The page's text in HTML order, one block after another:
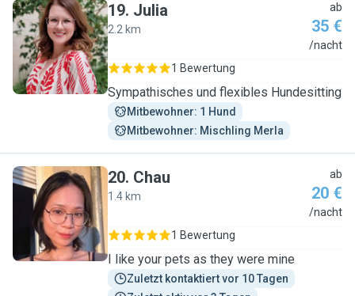
J
19. Julia
2.2 km
ab
35 €
/nacht
1 Bewertung
Sympathisches und flexibles Hundesitting
Mitbewohner: 1 Hund
Mitbewohner: Mischling Merla
C
20. Chau
1.4 km
ab
20 €
/nacht
1 Bewertung
I like your pets as they were mine
Zuletzt kontaktiert vor 10 Tagen